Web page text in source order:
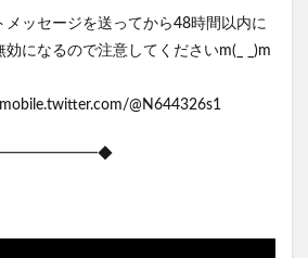
ッセージを送ってから48時間以内に
になるので注意してくださいm(_ _)m
@N644326s1